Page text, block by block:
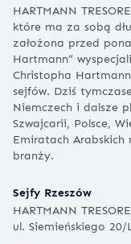
HARTMANN
które ma za sobą
założona przed
Hartmann”
Christopha
sejfów. Dziś
Niemczech i dalsze
Szwajcarii, Polsce,
Emiratach
branży.
Sejfy Rzeszów
HARTMANN
ul. Siemieńskiego